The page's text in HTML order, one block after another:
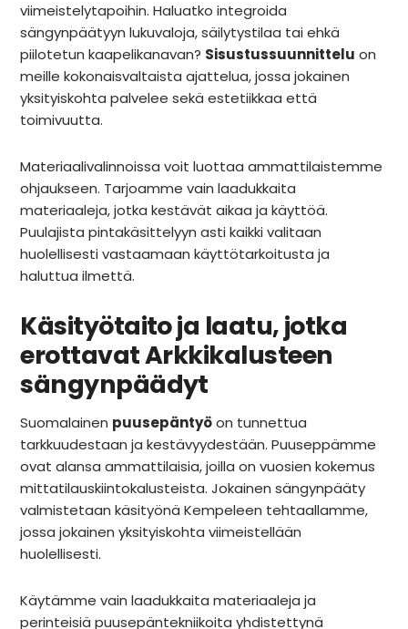
viimeistelytapoihin. Haluatko integroida
sängynpäätyyn lukuvaloja, säilytystilaa tai ehkä
piilotetun kaapelikanavan? Sisustussuunnittelu on
meille kokonaisvaltaista ajattelua, jossa jokainen
yksityiskohta palvelee sekä estetiikkaa että
toimivuutta.
Materiaalivalinnoissa voit luottaa ammattilaistemme
ohjaukseen. Tarjoamme vain laadukkaita
materiaaleja, jotka kestävät aikaa ja käyttöä.
Puulajista pintakäsittelyyn asti kaikki valitaan
huolellisesti vastaamaan käyttötarkoitusta ja
haluttua ilmettä.
Käsityötaito ja laatu, jotka
erottavat Arkkikalusteen
sängynpäädyt
Suomalainen puusepäntyöon tunnettua
tarkkuudestaan ja kestävyydestään. Puuseppämme
ovat alansa ammattilaisia, joilla on vuosien kokemus
mittatilauskiintokalusteista. Jokainen sängynpääty
valmistetaan käsityönä Kempeleen tehtaallamme,
jossa jokainen yksityiskohta viimeistellään
huolellisesti.
Käytämme vain laadukkaita materiaaleja ja
perinteisiä puusepäntekniikoita yhdistettynä